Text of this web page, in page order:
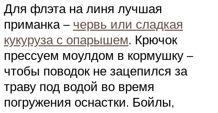
Для флэта на линя лучшая
приманка – червь или сладкая
кукуруза с опарышем. Крючок
прессуем моулдом в кормушку –
чтобы поводок не зацепился за
траву под водой во время
погружения оснастки. Бойлы,